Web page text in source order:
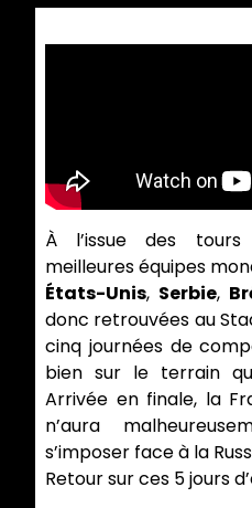
À l’issue des
meilleures équipes
États-Unis, Serbie,
donc retrouvées au
cinq journées de
bien sur le terrain
Arrivée en finale, la
n’aura
s’imposer face à la
Retour sur ces 5 jours